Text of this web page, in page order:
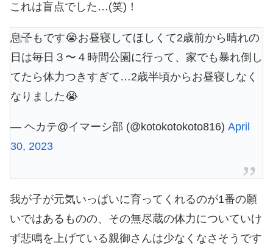
これは盲点でした…(笑)！
息子もです😭お昼寝してほしくて2歳前から晴れの
日は毎日３〜４時間公園に行って、家でも暴れ倒し
てたら体力つきすぎて…2歳半頃からお昼寝しなく
なりました😭
— ヘカテ@イマーシ部 (@kotokotokoto816) April
30, 2023
我が子が元気いっぱいに育ってくれるのが1番の願
いではあるものの、その無尽蔵の体力についていけ
ず悲鳴を上げている親御さんは少なくなさそうです